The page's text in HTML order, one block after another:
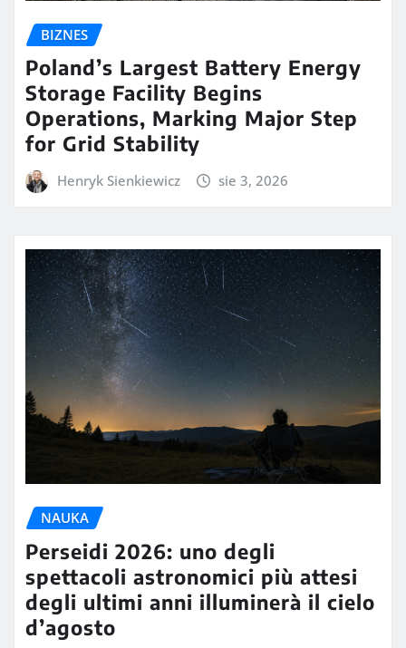
BIZNES
Poland’s Largest Battery Energy
Storage Facility Begins
Operations, Marking Major Step
for Grid Stability
Henryk Sienkiewicz sie 3, 2026
NAUKA
Perseidi 2026: uno degli
spettacoli astronomici più attesi
degli ultimi anni illuminerà il cielo
d’agosto